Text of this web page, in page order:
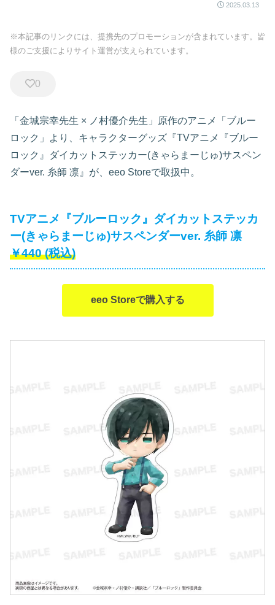
2025.03.13
※本記事のリンクには、提携先のプロモーションが含まれています。皆
様のご支援によりサイト運営が支えられています。
0
「金城宗幸先生 × ノ村優介先生」原作のアニメ「ブルー
ロック」より、キャラクターグッズ『TVアニメ『ブルー
ロック』ダイカットステッカー(きゃらまーじゅ)サスペン
ダーver. 糸師 凛』が、eeo Storeで取扱中。
TVアニメ『ブルーロック』ダイカットステッカ
ー(きゃらまーじゅ)サスペンダーver. 糸師 凛
￥440 (税込)
eeo Storeで購入する